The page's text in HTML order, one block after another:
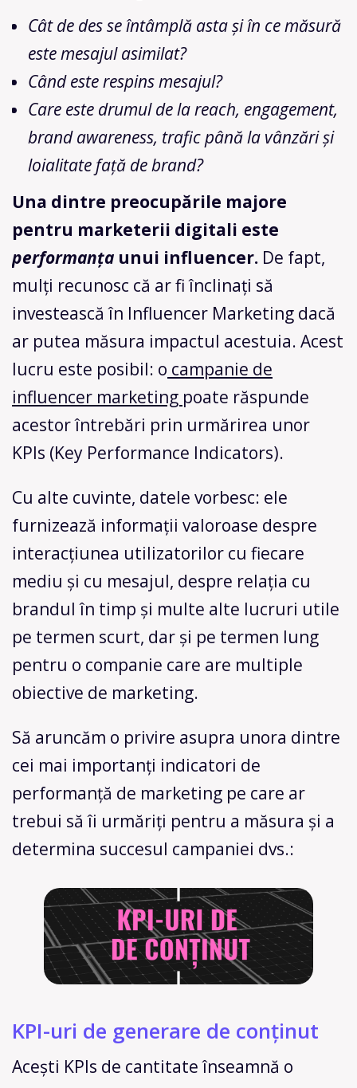
Cât de des se întâmplă asta și în ce măsură
este mesajul asimilat?
Când este respins mesajul?
Care este drumul de la reach, engagement,
brand awareness, trafic până la vânzări și
loialitate față de brand?
Una dintre preocupările majore
pentru marketerii digitali este
performanța unui influencer. De fapt,
mulți recunosc că ar fi înclinați să
investească în Influencer Marketing dacă
ar putea măsura impactul acestuia. Acest
lucru este posibil: o campanie de
influencer marketing poate răspunde
acestor întrebări prin urmărirea unor
KPIs (Key Performance Indicators).
Cu alte cuvinte, datele vorbesc: ele
furnizează informații valoroase despre
interacțiunea utilizatorilor cu fiecare
mediu și cu mesajul, despre relația cu
brandul în timp și multe alte lucruri utile
pe termen scurt, dar și pe termen lung
pentru o companie care are multiple
obiective de marketing.
Să aruncăm o privire asupra unora dintre
cei mai importanți indicatori de
performanță de marketing pe care ar
trebui să îi urmăriți pentru a măsura și a
determina succesul campaniei dvs.:
KPI-uri de generare de conținut
Acești KPIs de cantitate înseamnă o